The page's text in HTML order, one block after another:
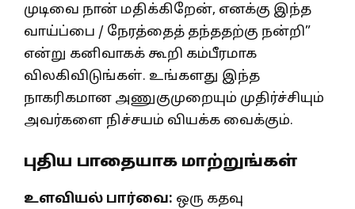
முடிவை நான் மதிக்கிறேன், எனக்கு இந்த
வாய்ப்பை / நேரத்தைத் தந்ததற்கு நன்றி”
என்று கனிவாகக் கூறி கம்பீரமாக
விலகிவிடுங்கள். உங்களது இந்த
நாகரிகமான அணுகுமுறையும் முதிர்ச்சியும்
அவர்களை நிச்சயம் வியக்க வைக்கும்.
புதிய பாதையாக மாற்றுங்கள்
உளவியல் பார்வை: ஒரு கதவு